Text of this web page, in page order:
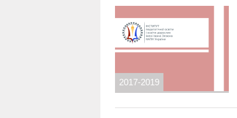
2017-2019